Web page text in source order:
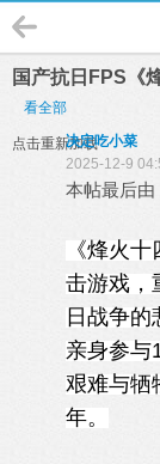
国产抗日FPS《
看全部
点击重新加载决定吃小菜
2025-12-9
本帖最后由
《烽火
击游戏，
日战争的
亲身参与
艰难与牺
年。